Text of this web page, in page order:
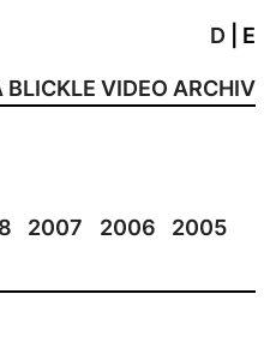
D E
BLICKLE VIDEO ARCHIV
2007 2006
2005